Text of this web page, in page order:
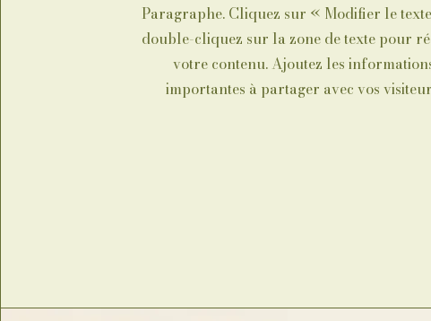
Paragraphe. Cliquez sur « Modifier le
double-cliquez sur la zone de texte pour
votre contenu. Ajoutez les
importantes à partager avec vos